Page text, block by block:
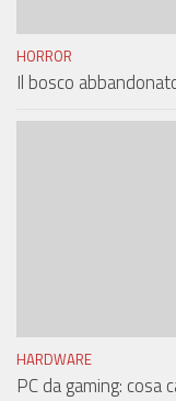
HORROR
Il bosco
HARDWARE
PC da gaming: cosa